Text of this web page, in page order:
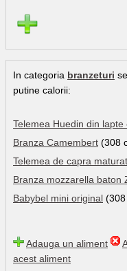
In categoria branzeturi
putine calorii:
Telemea Huedin din lapte
Branza Camembert (308
Telemea de capra
Branza mozzarella baton
Babybel mini original
Adauga un aliment
acest aliment